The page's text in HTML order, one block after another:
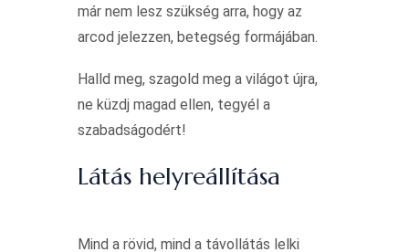
már nem lesz szükség arra, hogy az
arcod jelezzen, betegség formájában.
Halld meg, szagold meg a világot újra,
ne küzdj magad ellen, tegyél a
szabadságodért!
Látás helyreállítása
Mind a rövid, mind a távollátás lelki